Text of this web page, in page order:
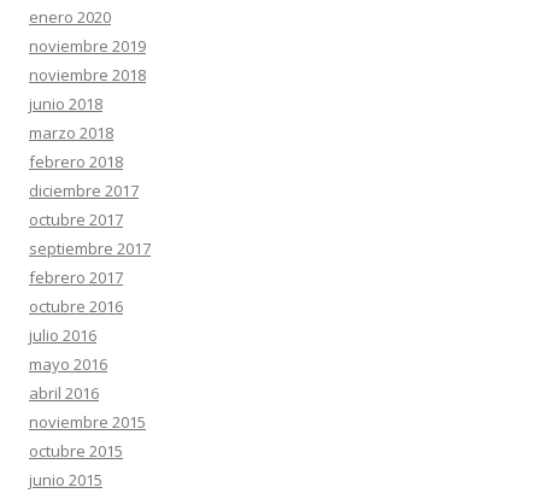
enero 2020
noviembre 2019
noviembre 2018
junio 2018
marzo 2018
febrero 2018
diciembre 2017
octubre 2017
septiembre 2017
febrero 2017
octubre 2016
julio 2016
mayo 2016
abril 2016
noviembre 2015
octubre 2015
junio 2015